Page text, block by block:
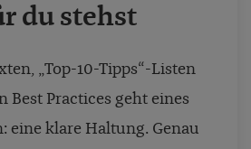
du stehst
„Top-10-Tipps“-Listen
Best Practices geht eines
eine klare Haltung. Genau